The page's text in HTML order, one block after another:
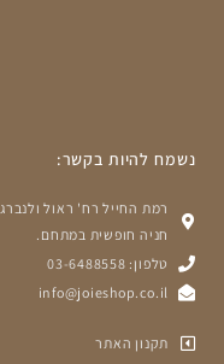
נשמח להיות בקשר:
רמת החייל רח' ראול ולנברג 14א, תל-אביב
חניה חופשית במתחם.
טלפון: 03-6488558
info@joieshop.co.il
תקנון האתר